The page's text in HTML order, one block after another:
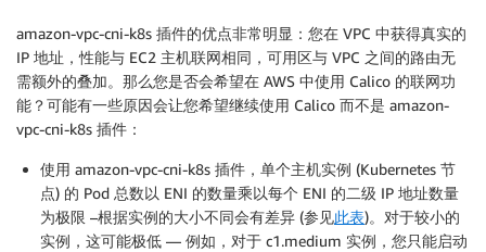
amazon-vpc-cni-k8s 插件的优点非常明显：您在 VPC 中获得真实的
IP 地址，性能与 EC2 主机联网相同，可用区与 VPC 之间的路由无
需额外的叠加。那么您是否会希望在 AWS 中使用 Calico 的联网功
能？可能有一些原因会让您希望继续使用 Calico 而不是 amazon-
vpc-cni-k8s 插件：
使用 amazon-vpc-cni-k8s 插件，单个主机实例 (Kubernetes 节
点) 的 Pod 总数以 ENI 的数量乘以每个 ENI 的二级 IP 地址数量
为极限 –根据实例的大小不同会有差异 (参见此表)。对于较小的
实例，这可能极低 — 例如，对于 c1.medium 实例，您只能启动